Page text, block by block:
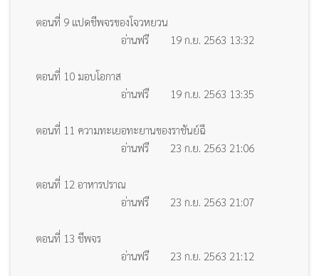
ตอนที่ 9 แปดชีพจรของโจวหยวน
อ่านฟรี
19 ก.ย. 2563 13:32
ตอนที่ 10 มอบโอกาส
อ่านฟรี
19 ก.ย. 2563 13:35
ตอนที่ 11 ความทะเยอทะยานของราชันย์ฉี
อ่านฟรี
23 ก.ย. 2563 21:06
ตอนที่ 12 อาหารปราณ
อ่านฟรี
23 ก.ย. 2563 21:07
ตอนที่ 13 ชีพจร
อ่านฟรี
23 ก.ย. 2563 21:12